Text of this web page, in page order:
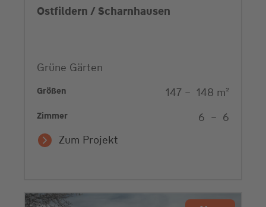
Ostfildern / Scharnhausen
Grüne Gärten
Größen 147 – 148 m²
Zimmer 6 – 6
Zum Projekt